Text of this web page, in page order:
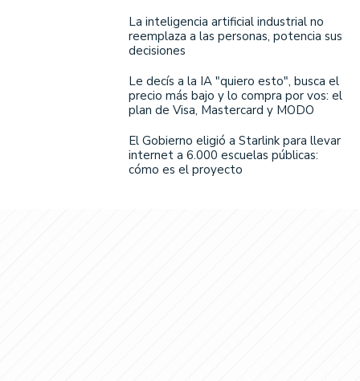
La inteligencia artificial industrial no
reemplaza a las personas, potencia sus
decisiones
Le decís a la IA "quiero esto", busca el
precio más bajo y lo compra por vos: el
plan de Visa, Mastercard y MODO
El Gobierno eligió a Starlink para llevar
internet a 6.000 escuelas públicas:
cómo es el proyecto